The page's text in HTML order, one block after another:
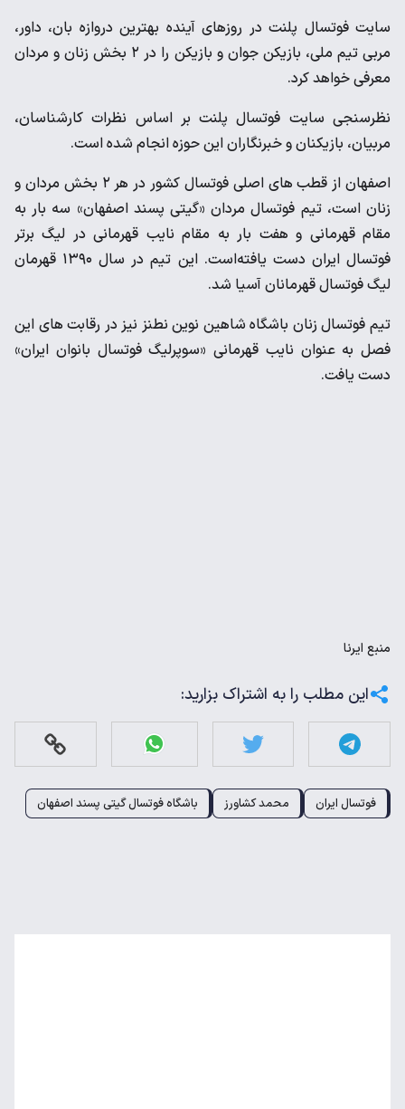
سایت فوتسال پلنت در روزهای آینده بهترین دروازه بان، داور،
مربی تیم ملی، بازیکن جوان و بازیکن را در ۲ بخش زنان و مردان
معرفی خواهد کرد.
نظرسنجی سایت فوتسال پلنت بر اساس نظرات کارشناسان،
مربیان، بازیکنان و خبرنگاران این حوزه انجام شده است.
اصفهان از قطب های اصلی فوتسال کشور در هر ۲ بخش مردان و
زنان است، تیم فوتسال مردان «گیتی پسند اصفهان» سه بار به
مقام قهرمانی و هفت بار به مقام نایب قهرمانی در لیگ برتر
فوتسال ایران دست یافته‌است. این تیم در سال ۱۳۹۰ قهرمان
لیگ فوتسال قهرمانان آسیا شد.
تیم فوتسال زنان باشگاه شاهین نوین نطنز نیز در رقابت های این
فصل به عنوان نایب قهرمانی «سوپرلیگ فوتسال بانوان ایران»
دست یافت.
منبع ایرنا
این مطلب را به اشتراک بزارید:
فوتسال ایران محمد کشاورز باشگاه فوتسال گیتی پسند اصفهان